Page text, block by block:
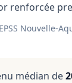
renforcée
Nouvelle-
médian de